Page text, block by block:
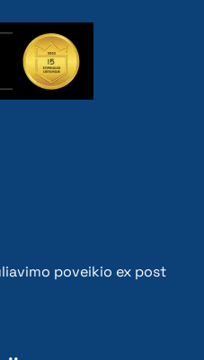
poveikio ex post